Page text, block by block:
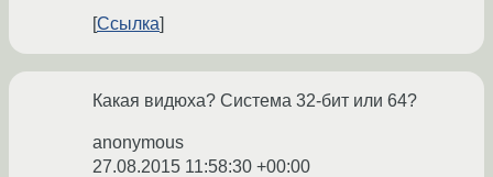
Ссылка
Какая видюха? Система 32-бит или 64?
anonymous
27.08.2015 11:58:30 +00:00